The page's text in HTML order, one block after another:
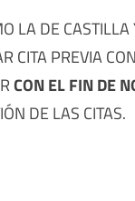
LA DE
CITA PREVIA
CON EL FIN DE
DE LAS CITAS.